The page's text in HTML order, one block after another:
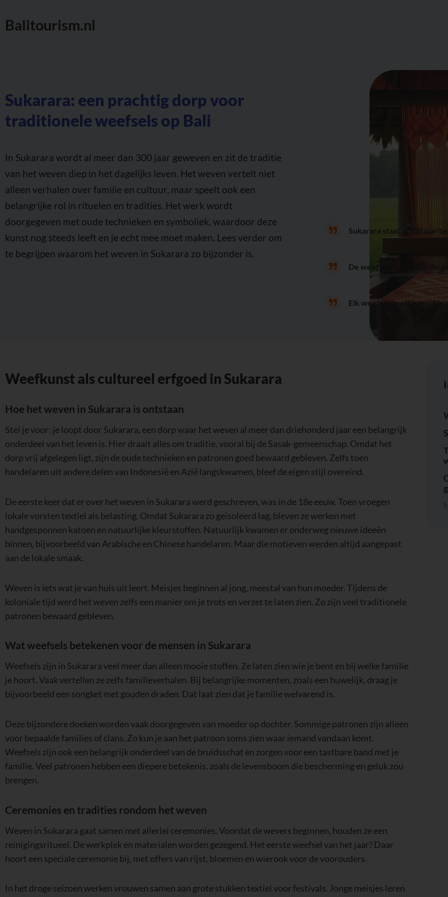
Balitourism.nl
Sukarara: een prachtig dorp voor
traditionele weefsels op Bali
In Sukarara wordt al meer dan 300 jaar geweven en zit de traditie
van het weven diep in het dagelijks leven. Het weven vertelt niet
alleen verhalen over familie en cultuur, maar speelt ook een
belangrijke rol in rituelen en tradities. Het werk wordt
doorgegeven met oude technieken en symboliek, waardoor deze
kunst nog steeds leeft en je echt mee moet maken. Lees verder om
te begrijpen waarom het weven in Sukarara zo bijzonder is.
Sukarara staat al 300 jaar
De weefsels tonen
Elk weefsel heeft eigen
Weefkunst als cultureel erfgoed in Sukarara
Hoe het weven in Sukarara is ontstaan
Stel je voor: je loopt door Sukarara, een dorp waar het weven al meer dan driehonderd jaar een belangrijk
onderdeel van het leven is. Hier draait alles om traditie, vooral bij de Sasak-gemeenschap. Omdat het
dorp vrij afgelegen ligt, zijn de oude technieken en patronen goed bewaard gebleven. Zelfs toen
handelaren uit andere delen van Indonesië en Azië langskwamen, bleef de eigen stijl overeind.
De eerste keer dat er over het weven in Sukarara werd geschreven, was in de 18e eeuw. Toen vroegen
lokale vorsten textiel als belasting. Omdat Sukarara zo geïsoleerd lag, bleven ze werken met
handgesponnen katoen en natuurlijke kleurstoffen. Natuurlijk kwamen er onderweg nieuwe ideeën
binnen, bijvoorbeeld van Arabische en Chinese handelaren. Maar die motieven werden altijd aangepast
aan de lokale smaak.
Weven is iets wat je van huis uit leert. Meisjes beginnen al jong, meestal van hun moeder. Tijdens de
koloniale tijd werd het weven zelfs een manier om je trots en verzet te laten zien. Zo zijn veel traditionele
patronen bewaard gebleven.
Wat weefsels betekenen voor de mensen in Sukarara
Weefsels zijn in Sukarara veel meer dan alleen mooie stoffen. Ze laten zien wie je bent en bij welke familie
je hoort. Vaak vertellen ze zelfs familieverhalen. Bij belangrijke momenten, zoals een huwelijk, draag je
bijvoorbeeld een songket met gouden draden. Dat laat zien dat je familie welvarend is.
Deze bijzondere doeken worden vaak doorgegeven van moeder op dochter. Sommige patronen zijn alleen
voor bepaalde families of clans. Zo kun je aan het patroon soms zien waar iemand vandaan komt.
Weefsels zijn ook een belangrijk onderdeel van de bruidsschat en zorgen voor een tastbare band met je
familie. Veel patronen hebben een diepere betekenis, zoals de levensboom die bescherming en geluk zou
brengen.
Ceremonies en tradities rondom het weven
Weven in Sukarara gaat samen met allerlei ceremonies. Voordat de wevers beginnen, houden ze een
reinigingsritueel. De werkplek en materialen worden gezegend. Het eerste weefsel van het jaar? Daar
hoort een speciale ceremonie bij, met offers van rijst, bloemen en wierook voor de voorouders.
In het droge seizoen werken vrouwen samen aan grote stukken textiel voor festivals. Jonge meisjes leren